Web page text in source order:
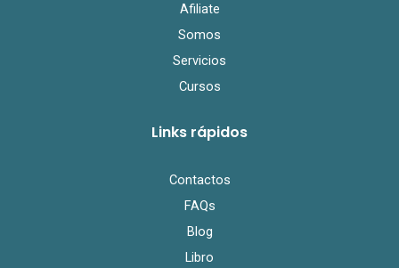
Afiliate
Somos
Servicios
Cursos
Links rápidos
Contactos
FAQs
Blog
Libro